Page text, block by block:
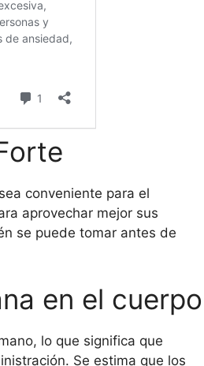
conveniente para el
aprovechar mejor sus
se puede tomar antes de
en el cuerpo
lo que significa que
Se estima que los